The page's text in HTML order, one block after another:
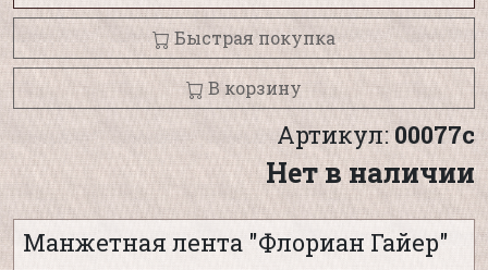
Быстрая покупка
В корзину
Артикул:00077с
Нет в наличии
Манжетная лента "Флориан Гайер"